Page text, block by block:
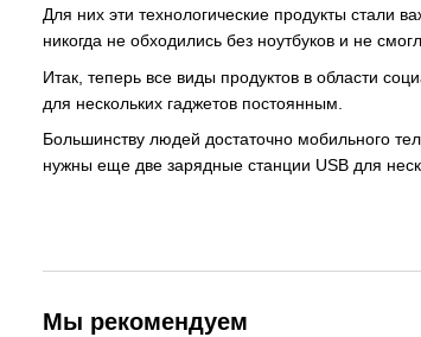
Для них эти технологические продукты стали
никогда не обходились без ноутбуков и не
Итак, теперь все виды продуктов в области
для нескольких гаджетов постоянным.
Большинству людей достаточно мобильного
нужны еще две зарядные станции USB для
Мы рекомендуем